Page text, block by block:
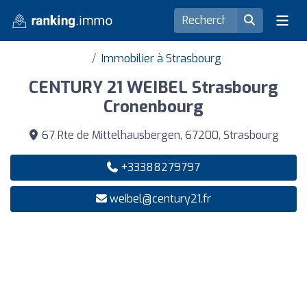
Immobilier à Strasbourg
CENTURY 21 WEIBEL Strasbourg
Cronenbourg
67 Rte de Mittelhausbergen, 67200, Strasbourg
+33388279797
weibel@century21.fr